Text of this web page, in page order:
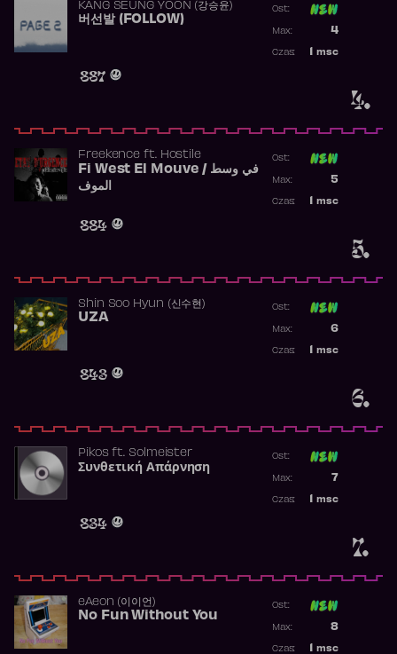
4.
KANG SEUNG YOON (강승윤)
버선발 (FOLLOW)
887
Ost:
4
Max:
msc
Czas:
5.
Freekence ft. Hostile
Fi West El Mouve / في وسط
الموف
884
Ost:
5
Max:
msc
Czas:
6.
Shin Soo Hyun (신수현)
UZA
843
Ost:
6
Max:
msc
Czas:
7.
Pikosft. Solmeister
Συνθετική Απάρνηση
834
Ost:
7
Max:
msc
Czas:
​eAeon (이이언)
No Fun Without You
Ost:
8
Max:
msc
Czas: